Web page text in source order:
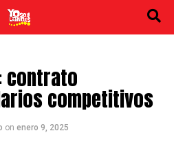
contrato
competitivos
on enero 9, 2025